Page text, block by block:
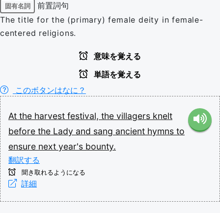
固有名詞
前置詞句
The title for the (primary) female deity in female-
centered religions.
意味を覚える
単語を覚える
このボタンはなに？
At the harvest festival, the villagers knelt
before the Lady and sang ancient hymns to
ensure next year's bounty.
翻訳する
聞き取れるようになる
詳細